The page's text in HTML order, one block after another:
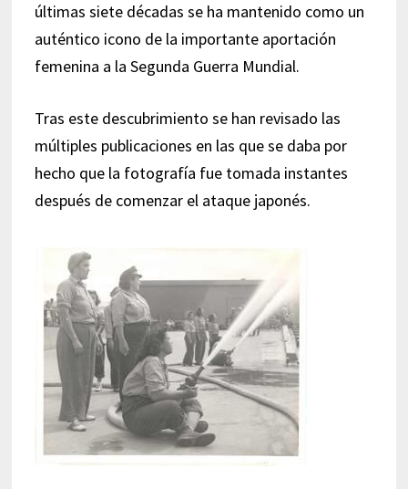
últimas siete décadas se ha mantenido como un
auténtico icono de la importante aportación
femenina a la Segunda Guerra Mundial.
Tras este descubrimiento se han revisado las
múltiples publicaciones en las que se daba por
hecho que la fotografía fue tomada instantes
después de comenzar el ataque japonés.